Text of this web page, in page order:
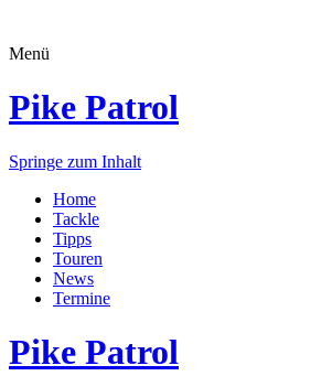
Menü
Pike Patrol
Springe zum Inhalt
Home
Tackle
Tipps
Touren
News
Termine
Pike Patrol